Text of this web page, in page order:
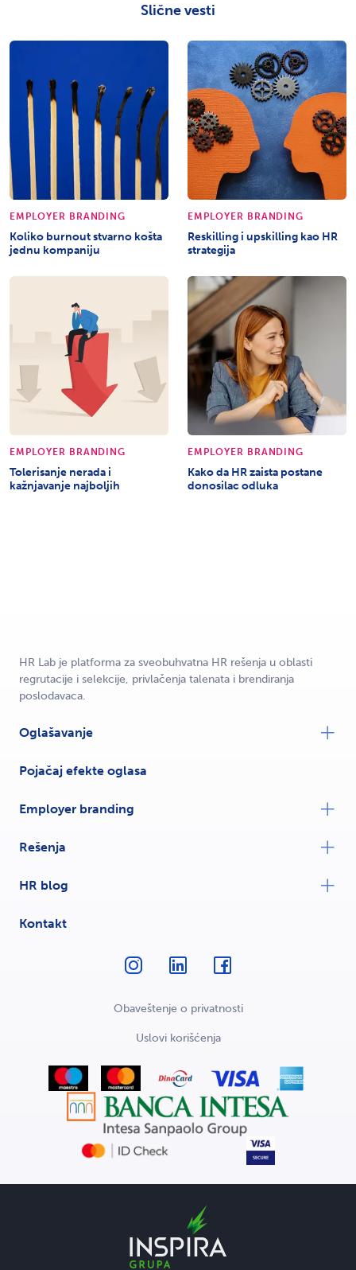
Slične vesti
EMPLOYER BRANDING
Koliko burnout stvarno košta
jednu kompaniju
EMPLOYER BRANDING
Reskilling i upskilling kao HR
strategija
EMPLOYER BRANDING
Tolerisanje nerada i
kažnjavanje najboljih
EMPLOYER BRANDING
Kako da HR zaista postane
donosilac odluka
HR Lab je platforma za sveobuhvatna HR rešenja u oblasti
regrutacije i selekcije, privlačenja talenata i brendiranja
poslodavaca.
Oglašavanje
Pojačaj efekte oglasa
Employer branding
Rešenja
HR blog
Kontakt
Obaveštenje o privatnosti
Uslovi korišćenja